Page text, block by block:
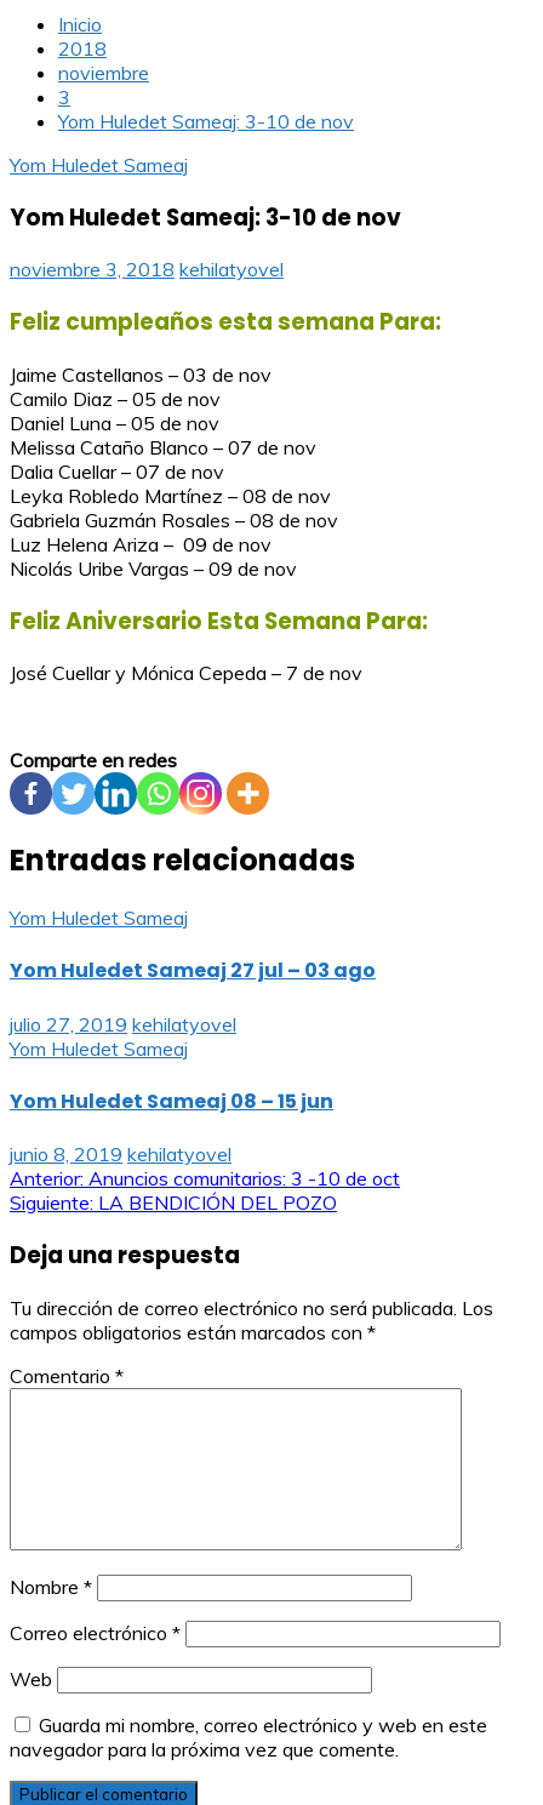
Inicio
2018
noviembre
3
Yom Huledet Sameaj: 3-10 de nov
Yom Huledet Sameaj
Yom Huledet Sameaj: 3-10 de nov
noviembre 3, 2018 kehilatyovel
Feliz cumpleaños esta semana Para:
Jaime Castellanos – 03 de nov
Camilo Diaz – 05 de nov
Daniel Luna – 05 de nov
Melissa Cataño Blanco – 07 de nov
Dalia Cuellar – 07 de nov
Leyka Robledo Martínez – 08 de nov
Gabriela Guzmán Rosales – 08 de nov
Luz Helena Ariza – 09 de nov
Nicolás Uribe Vargas – 09 de nov
Feliz Aniversario Esta Semana Para:
José Cuellar y Mónica Cepeda – 7 de nov
Comparte en redes
Entradas relacionadas
Yom Huledet Sameaj
Yom Huledet Sameaj 27 jul – 03 ago
julio 27, 2019 kehilatyovel
Yom Huledet Sameaj
Yom Huledet Sameaj 08 – 15 jun
junio 8, 2019 kehilatyovel
Navegación
entradas
Anterior: Anuncios comunitarios: 3 -10 de oct
Siguiente: LA BENDICIÓN DEL POZO
Deja una respuesta
Tu dirección de correo electrónico no será publicada. Los
campos obligatorios están marcados con *
Comentario *
Nombre *
Correo electrónico *
Web
Guarda mi nombre, correo electrónico y web en este
navegador para la próxima vez que comente.